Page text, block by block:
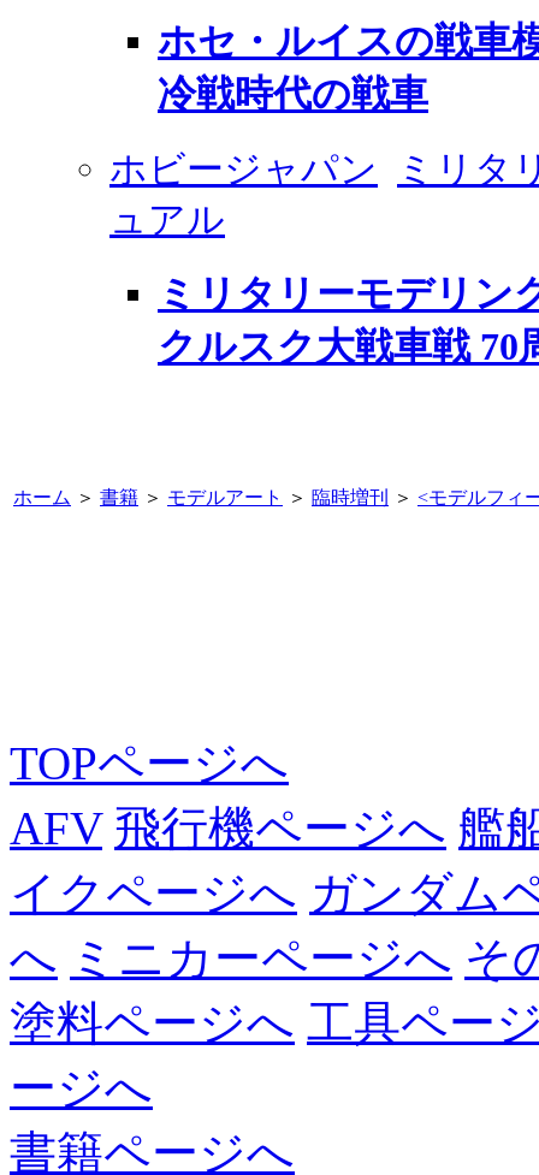
ホセ・ルイスの戦車
冷戦時代の戦車
ホビージャパン
ミリタ
ュアル
ミリタリーモデリン
クルスク大戦車戦 70
ホーム ＞ 書籍 ＞ モデルアート ＞ 臨時増刊 ＞ <モデルフィ
TOPページへ
AFV 飛行機ページへ 艦
イクページへ ガンダム
へ ミニカーページへ そ
塗料ページへ 工具ペー
ージへ
書籍ページへ